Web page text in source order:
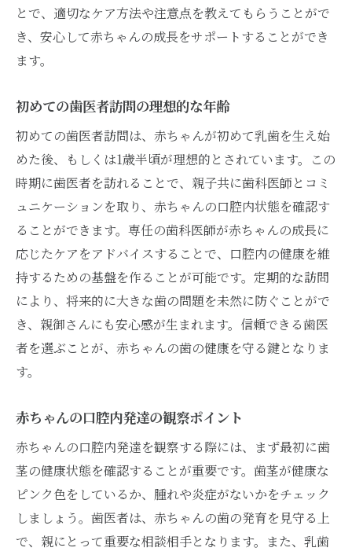
優しい歯科医師の対応の仕方
子ども向けのリラクゼーションスペース
赤ちゃんの不安を和らげる方法
大阪府大阪市河南町で親が信頼できる歯医者を
見つける方法
地域の口コミを活用する
ネットでの情報収集のポイント
親しい友人や家族からの紹介
歯科クリニックの訪問前確認事項
医師との初回相談で確認すべきこと
長期的な通院計画を立てる
赤ちゃんの歯の健康を守る歯医者選びの重要性
予防歯科の重要性とその効果
初期虫歯の早期発見のメリット
成長に応じた適切な治療計画
健康な口腔環境を保つためのアドバイス
歯医者での初診赤ちゃんをリラックスさせる秘
とで、適切なケア方法や注意点を教えてもらうことがで
き、安心して赤ちゃんの成長をサポートすることができ
ます。
初めての歯医者訪問の理想的な年齢
初めての歯医者訪問は、赤ちゃんが初めて乳歯を生え始
めた後、もしくは1歳半頃が理想的とされています。この
時期に歯医者を訪れることで、親子共に歯科医師とコミ
ュニケーションを取り、赤ちゃんの口腔内状態を確認す
ることができます。専任の歯科医師が赤ちゃんの成長に
応じたケアをアドバイスすることで、口腔内の健康を維
持するための基盤を作ることが可能です。定期的な訪問
により、将来的に大きな歯の問題を未然に防ぐことがで
き、親御さんにも安心感が生まれます。信頼できる歯医
者を選ぶことが、赤ちゃんの歯の健康を守る鍵となりま
す。
赤ちゃんの口腔内発達の観察ポイント
赤ちゃんの口腔内発達を観察する際には、まず最初に歯
茎の健康状態を確認することが重要です。歯茎が健康な
ピンク色をしているか、腫れや炎症がないかをチェック
しましょう。歯医者は、赤ちゃんの歯の発育を見守る上
で、親にとって重要な相談相手となります。また、乳歯